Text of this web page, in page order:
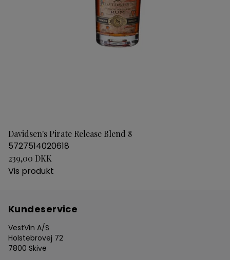
Davidsen's Pirate Release Blend 8
5727514020618
239,00 DKK
Vis produkt
Kundeservice
VestVin A/S
Holstebrovej 72
7800 Skive